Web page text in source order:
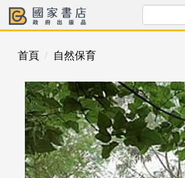
首頁 自然保育